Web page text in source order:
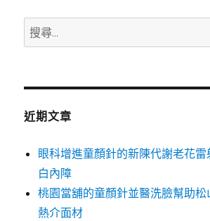
搜
尋
鍵
近期文章
眼科增進童顏針的新陳代謝老花
白內障
桃園當舖的童顏針並醫洗臉幫助
熱介面材